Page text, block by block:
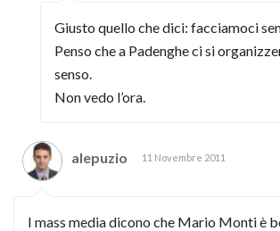
Giusto quello che dici: facciamoci
Penso che a Padenghe ci si
senso.
Non vedo l’ora.
alepuzio 11 Novembre 2011
I mass media dicono che Mario Monti è